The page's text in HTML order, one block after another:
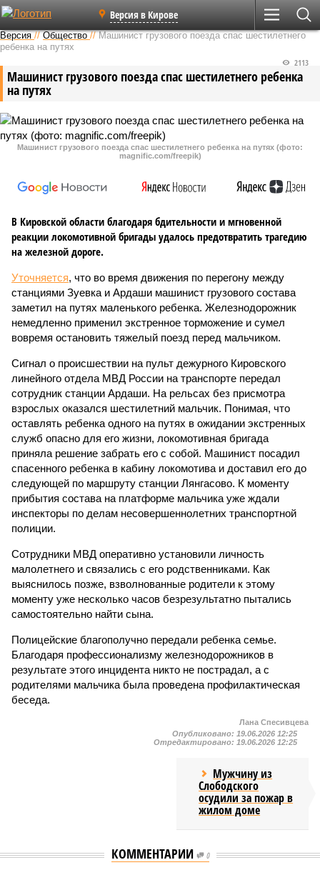
Версия в Кирове
Версия //Общество //Машинист грузового поезда спас шестилетнего
ребенка на путях
Машинист грузового поезда спас шестилетнего ребенка
на путях
2113
Машинист грузового поезда спас шестилетнего ребенка на путях (фото:
magnific.com/freepik)
В Кировской области благодаря бдительности и мгновенной
реакции локомотивной бригады удалось предотвратить трагедию
на железной дороге.
Уточняется, что во время движения по перегону между
станциями Зуевка и Ардаши машинист грузового состава
заметил на путях маленького ребенка. Железнодорожник
немедленно применил экстренное торможение и сумел
вовремя остановить тяжелый поезд перед мальчиком.
Сигнал о происшествии на пульт дежурного Кировского
линейного отдела МВД России на транспорте передал
сотрудник станции Ардаши. На рельсах без присмотра
взрослых оказался шестилетний мальчик. Понимая, что
оставлять ребенка одного на путях в ожидании экстренных
служб опасно для его жизни, локомотивная бригада
приняла решение забрать его с собой. Машинист посадил
спасенного ребенка в кабину локомотива и доставил его до
следующей по маршруту станции Лянгасово. К моменту
прибытия состава на платформе мальчика уже ждали
инспекторы по делам несовершеннолетних транспортной
полиции.
Сотрудники МВД оперативно установили личность
малолетнего и связались с его родственниками. Как
выяснилось позже, взволнованные родители к этому
моменту уже несколько часов безрезультатно пытались
самостоятельно найти сына.
Полицейские благополучно передали ребенка семье.
Благодаря профессионализму железнодорожников в
результате этого инцидента никто не пострадал, а с
родителями мальчика была проведена профилактическая
беседа.
Лана Спесивцева
Опубликовано: 19.06.2026 12:25
Отредактировано: 19.06.2026 12:25
Мужчину из
Слободского
осудили за пожар в
жилом доме
КОММЕНТАРИИ 0